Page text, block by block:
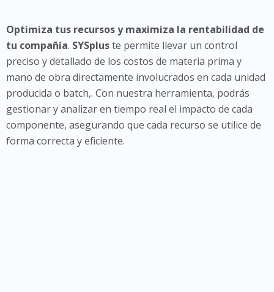
Optimiza tus recursos y maximiza la rentabilidad de
tu compañía. SYSpluste permite llevar un control
preciso y detallado de los costos de materia prima y
mano de obra directamente involucrados en cada unidad
producida o batch,. Con nuestra herramienta, podrás
gestionar y analizar en tiempo real el impacto de cada
componente, asegurando que cada recurso se utilice de
forma correcta y eficiente.